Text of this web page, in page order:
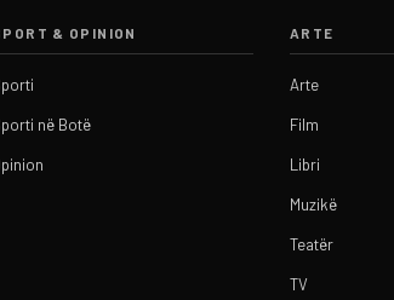
& OPINION
në Botë
ARTE
Arte
Film
Libri
Muzikë
Teatër
TV